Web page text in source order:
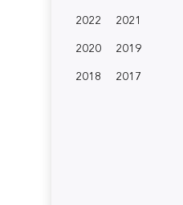
2022
2021
2020
2019
2018
2017